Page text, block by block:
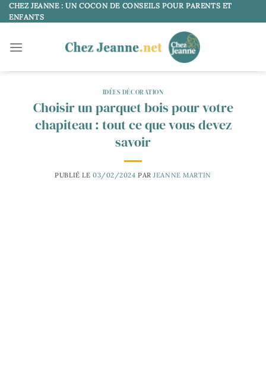
Passer
au
CHEZ JEANNE : UN COCON DE CONSEILS POUR PARENTS ET
ENFANTS
IDÉES DÉCORATION
Choisir un parquet bois pour votre
chapiteau : tout ce que vous devez
savoir
PUBLIÉ LE 03/02/2024 PAR JEANNE MARTIN